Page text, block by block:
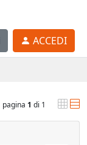
ACCEDI
pagina 1 di 1